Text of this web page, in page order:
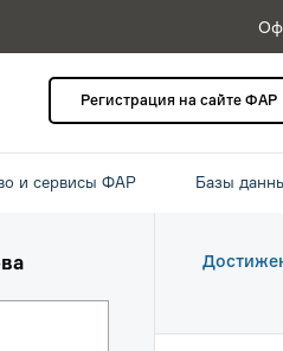
Регистрация на сайте ФАР
и сервисы ФАР Базы